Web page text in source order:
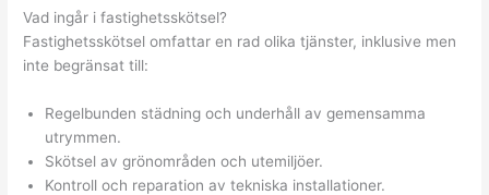
Vad ingår i fastighetsskötsel?
Fastighetsskötsel omfattar en rad olika tjänster, inklusive men
inte begränsat till:
Regelbunden städning och underhåll av gemensamma
utrymmen.
Skötsel av grönområden och utemiljöer.
Kontroll och reparation av tekniska installationer.